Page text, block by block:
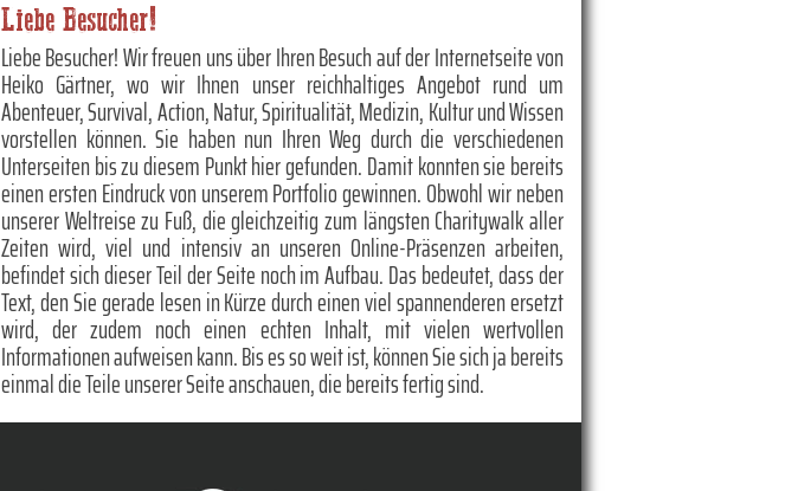
Liebe Besucher!
Liebe Besucher! Wir freuen uns über Ihren Besuch auf der Internetseite von
Heiko Gärtner, wo wir Ihnen unser reichhaltiges Angebot rund um
Abenteuer, Survival, Action, Natur, Spiritualität, Medizin, Kultur und Wissen
vorstellen können. Sie haben nun Ihren Weg durch die verschiedenen
Unterseiten bis zu diesem Punkt hier gefunden. Damit konnten sie bereits
einen ersten Eindruck von unserem Portfolio gewinnen. Obwohl wir neben
unserer Weltreise zu Fuß, die gleichzeitig zum längsten Charitywalk aller
Zeiten wird, viel und intensiv an unseren Online-Präsenzen arbeiten,
befindet sich dieser Teil der Seite noch im Aufbau. Das bedeutet, dass der
Text, den Sie gerade lesen in Kürze durch einen viel spannenderen ersetzt
wird, der zudem noch einen echten Inhalt, mit vielen wertvollen
Informationen aufweisen kann. Bis es so weit ist, können Sie sich ja bereits
einmal die Teile unserer Seite anschauen, die bereits fertig sind.